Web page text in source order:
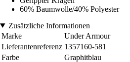
60% Baumwolle/40% Polyester
Zusätzliche Informationen
Marke
Under Armour
Lieferantenreferenz 1357160-581
Farbe
Graphitblau